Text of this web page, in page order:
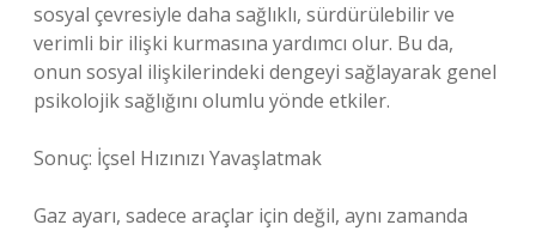
sosyal çevresiyle daha sağlıklı, sürdürülebilir ve
verimli bir ilişki kurmasına yardımcı olur. Bu da,
onun sosyal ilişkilerindeki dengeyi sağlayarak genel
psikolojik sağlığını olumlu yönde etkiler.
Sonuç: İçsel Hızınızı Yavaşlatmak
Gaz ayarı, sadece araçlar için değil, aynı zamanda